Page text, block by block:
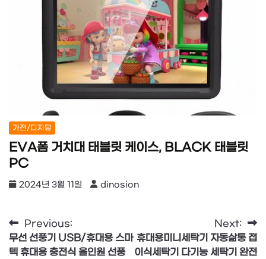
가전/디지털
EVA폼 거치대 태블릿 케이스, BLACK 태블릿
PC
2024년 3월 11일 dinosion
글
탐
Previous:
무선 선풍기 USB/휴대용 스마
텍 휴대용 충전식 올인원 선풍
Next:
휴대용미니세탁기 자동삶통 접
이식세탁기 다기능 세탁기 완전